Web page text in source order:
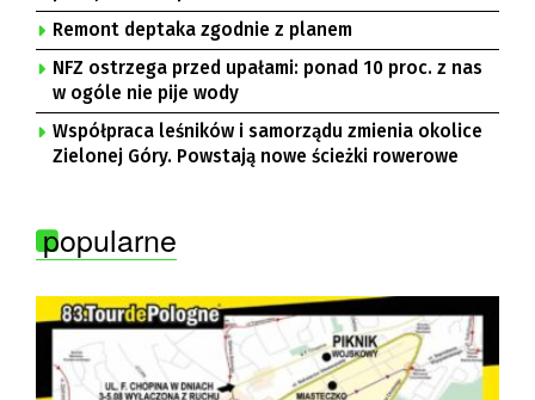
Remont deptaka zgodnie z planem
NFZ ostrzega przed upałami: ponad 10 proc. z nas
w ogóle nie pije wody
Współpraca leśników i samorządu zmienia okolice
Zielonej Góry. Powstają nowe ścieżki rowerowe
popularne